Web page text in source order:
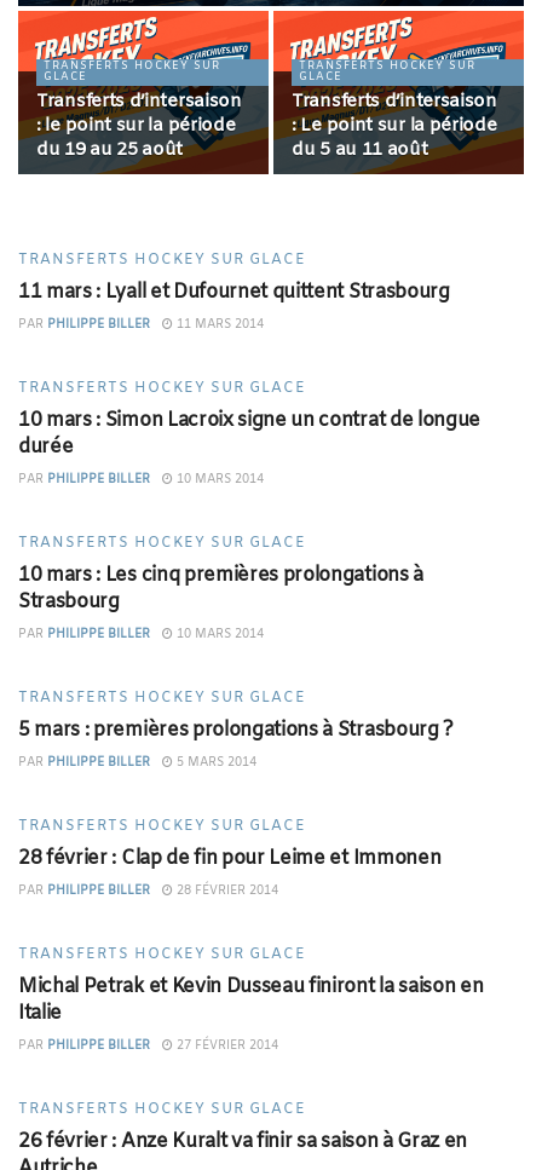
TRANSFERTS HOCKEY SUR
GLACE
Transferts d’intersaison
: le point sur la période
du 19 au 25 août
TRANSFERTS HOCKEY SUR
GLACE
Transferts d’intersaison
: Le point sur la période
du 5 au 11 août
TRANSFERTS HOCKEY SUR GLACE
14 mars : Stéphane Gros pour une sixième
saison
PAR PHILIPPE BILLER 14 MARS 2014
TRANSFERTS HOCKEY SUR GLACE
11 mars : Lyall et Dufournet quittent Strasbourg
PAR PHILIPPE BILLER 11 MARS 2014
TRANSFERTS HOCKEY SUR GLACE
10 mars : Simon Lacroix signe un contrat de longue
durée
PAR PHILIPPE BILLER 10 MARS 2014
TRANSFERTS HOCKEY SUR GLACE
10 mars : Les cinq premières prolongations à
Strasbourg
PAR PHILIPPE BILLER 10 MARS 2014
TRANSFERTS HOCKEY SUR GLACE
5 mars : premières prolongations à Strasbourg ?
PAR PHILIPPE BILLER 5 MARS 2014
TRANSFERTS HOCKEY SUR GLACE
28 février : Clap de fin pour Leime et Immonen
PAR PHILIPPE BILLER 28 FÉVRIER 2014
TRANSFERTS HOCKEY SUR GLACE
Michal Petrak et Kevin Dusseau finiront la saison en
Italie
PAR PHILIPPE BILLER 27 FÉVRIER 2014
TRANSFERTS HOCKEY SUR GLACE
26 février : Anze Kuralt va finir sa saison à Graz en